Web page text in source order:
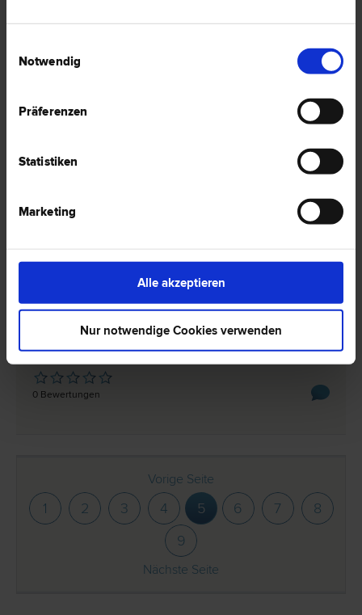
Notwendig
Präferenzen
Statistiken
Marketing
Alle akzeptieren
Nur notwendige Cookies verwenden
Dr. Karl HEISS
Scheidungs­recht
Dr. Klaus PERKTOLD
Liegenschafts- und Immobilien­recht | Gesellschafts­recht |
Schadenersatz- und Gewährleistungs­recht | Zivil­recht | IT-Recht
6020 Innsbruck
Museumstraße 1/I
0 Bewertungen
Vorige Seite
1 2 3 4 5 6 7
8
9
Nächste Seite